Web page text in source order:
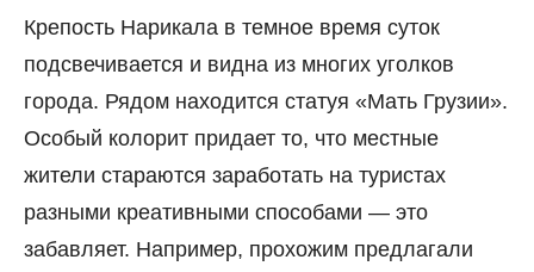
Крепость Нарикала в темное время суток
подсвечивается и видна из многих уголков
города. Рядом находится статуя «Мать Грузии».
Особый колорит придает то, что местные
жители стараются заработать на туристах
разными креативными способами — это
забавляет. Например, прохожим предлагали